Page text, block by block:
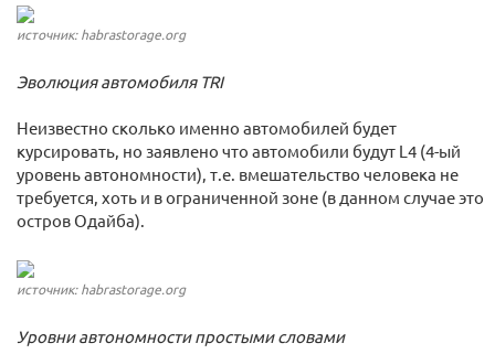
источник: habrastorage.org
Эволюция автомобиля TRI
Неизвестно сколько именно автомобилей будет
курсировать, но заявлено что автомобили будут L4 (4-ый
уровень автономности), т.е. вмешательство человека не
требуется, хоть и в ограниченной зоне (в данном случае это
остров Одайба).
источник: habrastorage.org
Уровни автономности простыми словами